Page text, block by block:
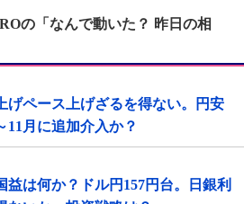
の「なんで動いた？ 昨日の相
げペース上げざるを得ない。円安
11月に追加介入か？
は何か？ドル円157円台。日銀利